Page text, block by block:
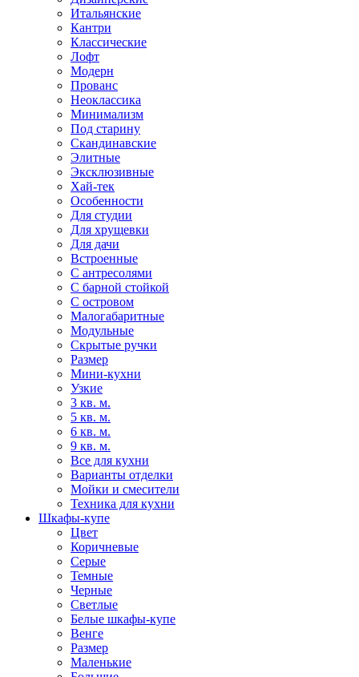
Итальянские
Кантри
Классические
Лофт
Модерн
Прованс
Неоклассика
Минимализм
Под старину
Скандинавские
Элитные
Эксклюзивные
Хай-тек
Особенности
Для студии
Для хрущевки
Для дачи
Встроенные
С антресолями
С барной стойкой
С островом
Малогабаритные
Модульные
Скрытые ручки
Размер
Мини-кухни
Узкие
3 кв. м.
5 кв. м.
6 кв. м.
9 кв. м.
Все для кухни
Варианты отделки
Мойки и смесители
Техника для кухни
Шкафы-купе
Цвет
Коричневые
Серые
Темные
Черные
Светлые
Белые шкафы-купе
Венге
Размер
Маленькие